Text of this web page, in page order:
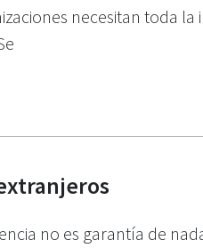
necesitan toda
no es garantía de